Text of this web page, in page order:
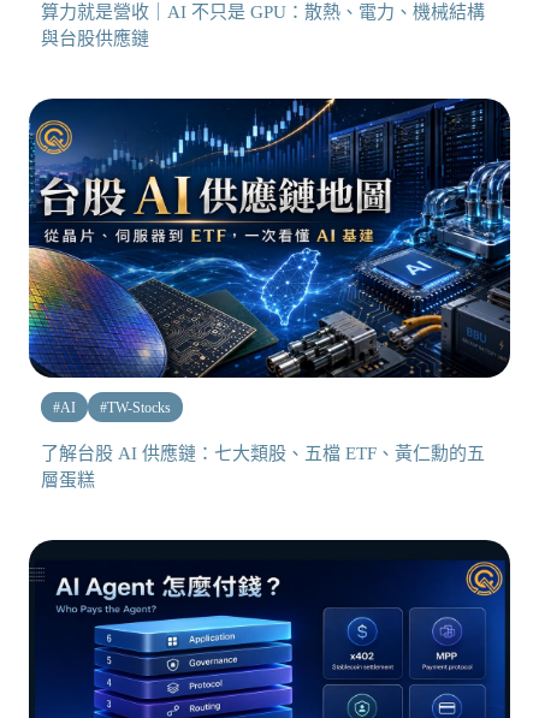
算力就是營收｜AI 不只是 GPU：散熱、電力、機械結構
與台股供應鏈
#AI #TW-Stocks
了解台股 AI 供應鏈：七大類股、五檔 ETF、黃仁勳的五
層蛋糕